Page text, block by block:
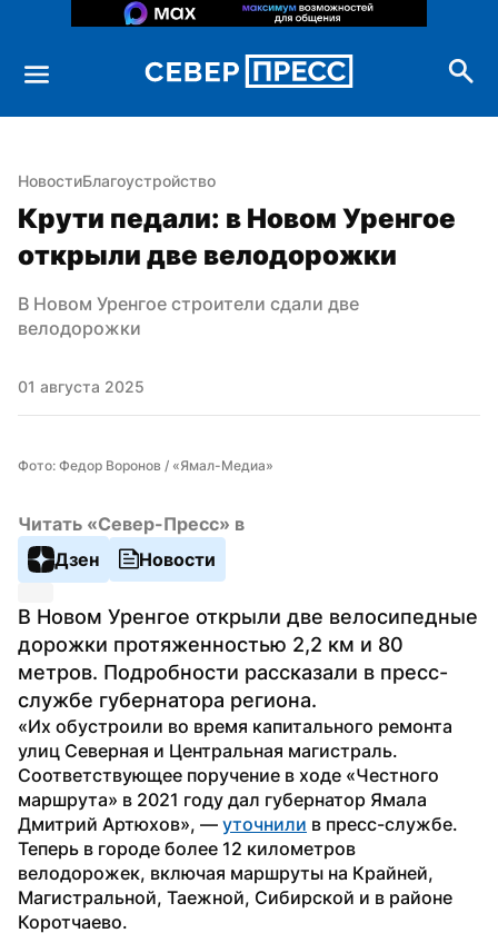
НовостиБлагоустройство
Крути педали: в Новом Уренгое
открыли две велодорожки
В Новом Уренгое строители сдали две
велодорожки
01 августа 2025
Фото: Федор Воронов / «Ямал-Медиа»
Читать «Север-Пресс» в
Дзен
Новости
В Новом Уренгое открыли две велосипедные
дорожки протяженностью 2,2 км и 80
метров. Подробности рассказали в пресс-
службе губернатора региона.
«Их обустроили во время капитального ремонта
улиц Северная и Центральная магистраль.
Соответствующее поручение в ходе «Честного
маршрута» в 2021 году дал губернатор Ямала
Дмитрий Артюхов», — уточнили в пресс-службе.
Теперь в городе более 12 километров
велодорожек, включая маршруты на Крайней,
Магистральной, Таежной, Сибирской и в районе
Коротчаево.